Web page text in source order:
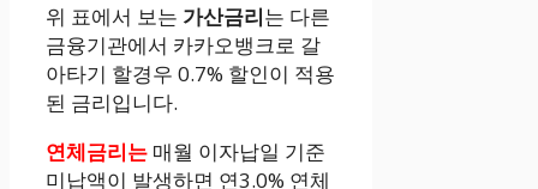
위 표에서 보는 가산금리는 다른
금융기관에서 카카오뱅크로 갈
아타기 할경우 0.7% 할인이 적용
된 금리입니다.
연체금리는 매월 이자납일 기준
미납액이 발생하면 연3.0% 연체